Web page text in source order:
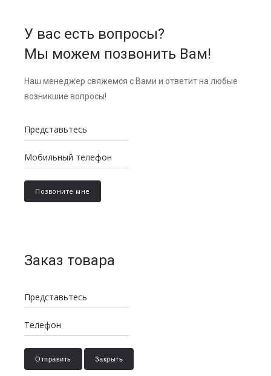
У вас есть вопросы?
Мы можем позвонить Вам!
Наш менеджер свяжемся с Вами и ответит на любые
возникшие вопросы!
Заказ товара
Отправить Закрыть